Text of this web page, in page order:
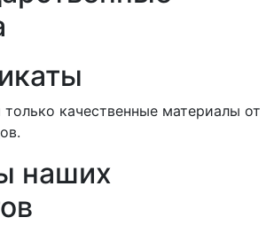
качественные материалы от
наших